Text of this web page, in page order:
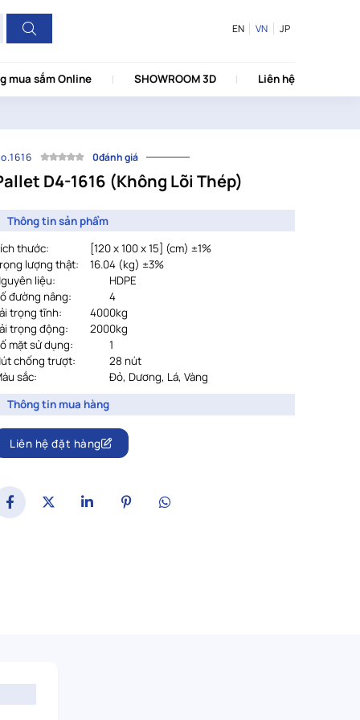
EN VN JP
mua sắm Online SHOWROOM 3D Liên hệ
0đánh giá
D4-1616 (Không Lõi Thép)
Thông tin sản phẩm
thước:
			[
120 x 100 x 15] (cm) ±1%
lượng thật:
16.04 (kg) ±3%
liệu:
HDPE
đường nâng:
4
trọng tĩnh:
4000kg
trọng động:
2000kg
mặt sử dụng:
1
chống trượt:
28 nút
sắc:
Đỏ, Dương, Lá, Vàng
Thông tin mua hàng
Liên hệ đặt hàng